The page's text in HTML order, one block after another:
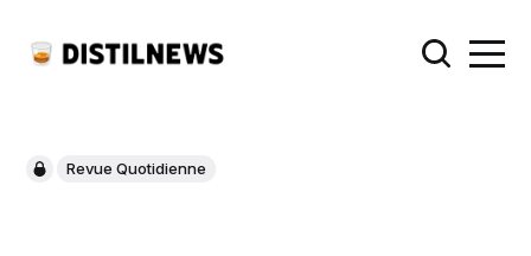
Revue Quotidienne